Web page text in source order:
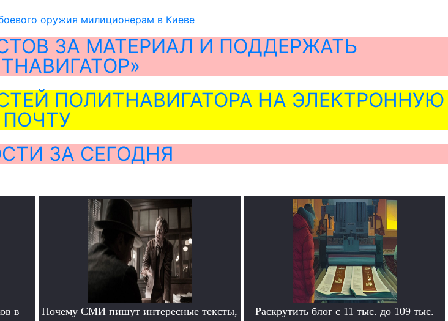
оружия милиционерам в Киеве
ЗА МАТЕРИАЛ И ПОДДЕРЖАТЬ
ПОЛИТНАВИГАТОРА НА ЭЛЕКТРОННУЮ
ПОЧТУ
ЗА СЕГОДНЯ
в
Почему СМИ пишут интересные тексты,
Раскрутить блог с 11 тыс. до 109 тыс.